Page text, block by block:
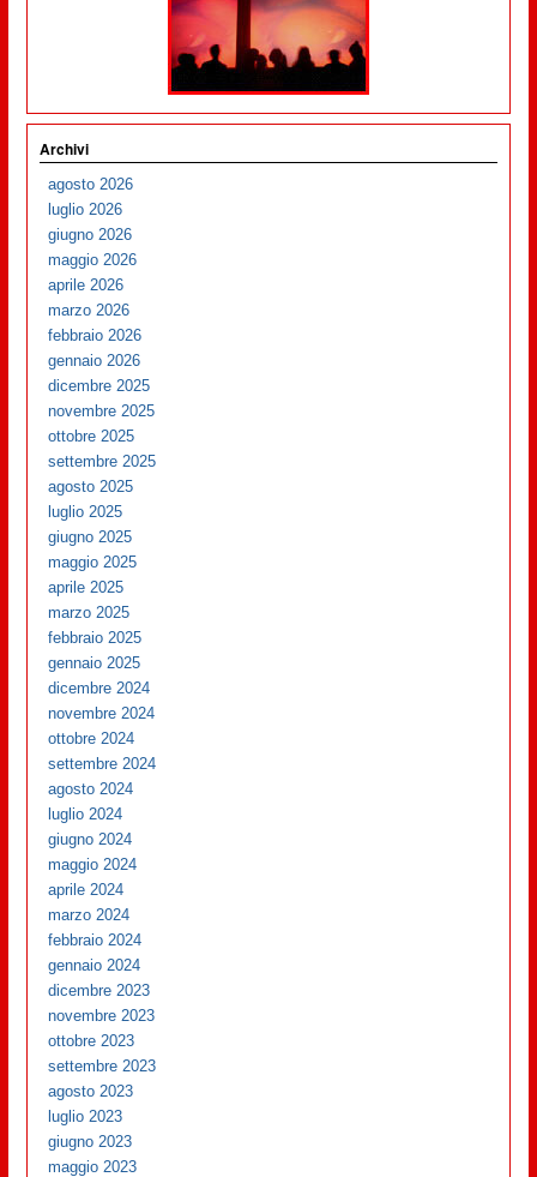
Archivi
agosto 2026
luglio 2026
giugno 2026
maggio 2026
aprile 2026
marzo 2026
febbraio 2026
gennaio 2026
dicembre 2025
novembre 2025
ottobre 2025
settembre 2025
agosto 2025
luglio 2025
giugno 2025
maggio 2025
aprile 2025
marzo 2025
febbraio 2025
gennaio 2025
dicembre 2024
novembre 2024
ottobre 2024
settembre 2024
agosto 2024
luglio 2024
giugno 2024
maggio 2024
aprile 2024
marzo 2024
febbraio 2024
gennaio 2024
dicembre 2023
novembre 2023
ottobre 2023
settembre 2023
agosto 2023
luglio 2023
giugno 2023
maggio 2023